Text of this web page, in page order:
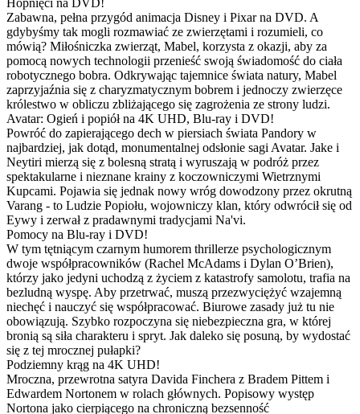
Hopnięci na DVD!
Zabawna, pełna przygód animacja Disney i Pixar na DVD. A
gdybyśmy tak mogli rozmawiać ze zwierzętami i rozumieli, co
mówią? Miłośniczka zwierząt, Mabel, korzysta z okazji, aby za
pomocą nowych technologii przenieść swoją świadomość do ciała
robotycznego bobra. Odkrywając tajemnice świata natury, Mabel
zaprzyjaźnia się z charyzmatycznym bobrem i jednoczy zwierzęce
królestwo w obliczu zbliżającego się zagrożenia ze strony ludzi.
Avatar: Ogień i popiół na 4K UHD, Blu-ray i DVD!
Powróć do zapierającego dech w piersiach świata Pandory w
najbardziej, jak dotąd, monumentalnej odsłonie sagi Avatar. Jake i
Neytiri mierzą się z bolesną stratą i wyruszają w podróż przez
spektakularne i nieznane krainy z koczowniczymi Wietrznymi
Kupcami. Pojawia się jednak nowy wróg dowodzony przez okrutną
Varang - to Ludzie Popiołu, wojowniczy klan, który odwrócił się od
Eywy i zerwał z pradawnymi tradycjami Na'vi.
Pomocy na Blu-ray i DVD!
W tym tętniącym czarnym humorem thrillerze psychologicznym
dwoje współpracowników (Rachel McAdams i Dylan O’Brien),
którzy jako jedyni uchodzą z życiem z katastrofy samolotu, trafia na
bezludną wyspę. Aby przetrwać, muszą przezwyciężyć wzajemną
niechęć i nauczyć się współpracować. Biurowe zasady już tu nie
obowiązują. Szybko rozpoczyna się niebezpieczna gra, w której
bronią są siła charakteru i spryt. Jak daleko się posuną, by wydostać
się z tej mrocznej pułapki?
Podziemny krąg na 4K UHD!
Mroczna, przewrotna satyra Davida Finchera z Bradem Pittem i
Edwardem Nortonem w rolach głównych. Popisowy występ
Nortona jako cierpiącego na chroniczną bezsenność